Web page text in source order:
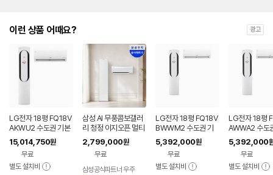
이런 상품 어때요? 광고
LG전자 18평 FQ18V
AKWU2 수도권 기본
설치 포함 투인원 에어
컨
15,014,750원
무료
별도 설치비
삼성 AI 무풍콤보갤러
리 청정 이지오픈 멀티
형 에어컨 AF80F17D
22WRS 기본설치포
2,799,000원
무료
삼성공식파트너 우주
LG전자 18평 FQ18V
BWWM2 수도권 기
본설치 포함 투인원 에
어컨
5,392,000원
무료
별도 설치비
LG전자 18평
AWWA2 수도
설치 포함 투인
컨
5,392,000
무료
별도 설치비